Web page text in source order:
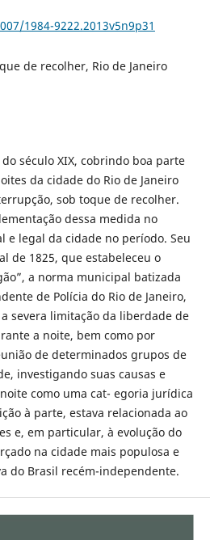
1984-9222.2013v5n9p31
de recolher, Rio de Janeiro
século XIX, cobrindo boa parte
da cidade do Rio de Janeiro
sob toque de recolher.
dessa medida no
e legal da cidade no período. Seu
de 1825, que estabeleceu o
a norma municipal batizada
de Polícia do Rio de Janeiro,
severa limitação da liberdade de
a noite, bem como por
de determinados grupos de
investigando suas causas e
como uma cat- egoria jurídica
à parte, estava relacionada ao
e, em particular, à evolução do
na cidade mais populosa e
do Brasil recém-independente.